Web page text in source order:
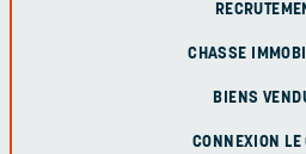
CHASSE
BIENS
CONNEXION LE